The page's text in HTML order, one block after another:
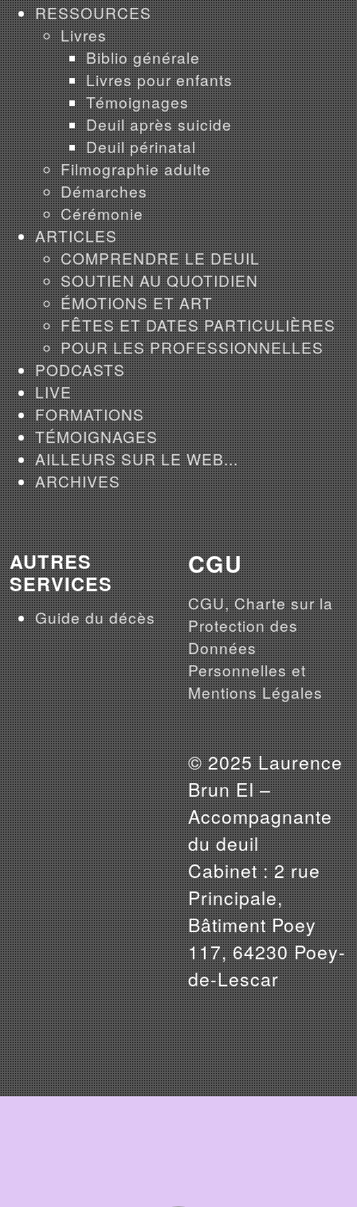
RESSOURCES
Livres
Biblio générale
Livres pour enfants
Témoignages
Deuil après suicide
Deuil périnatal
Filmographie adulte
Démarches
Cérémonie
ARTICLES
COMPRENDRE LE DEUIL
SOUTIEN AU QUOTIDIEN
ÉMOTIONS ET ART
FÊTES ET DATES PARTICULIÈRES
POUR LES PROFESSIONNELLES
PODCASTS
LIVE
FORMATIONS
TÉMOIGNAGES
AILLEURS SUR LE WEB...
ARCHIVES
AUTRES
SERVICES
Guide du décès
CGU
CGU, Charte sur la
Protection des
Données
Personnelles et
Mentions Légales
© 2025 Laurence
Brun EI –
Accompagnante
du deuil
Cabinet : 2 rue
Principale,
Bâtiment Poey
117, 64230 Poey-
de-Lescar